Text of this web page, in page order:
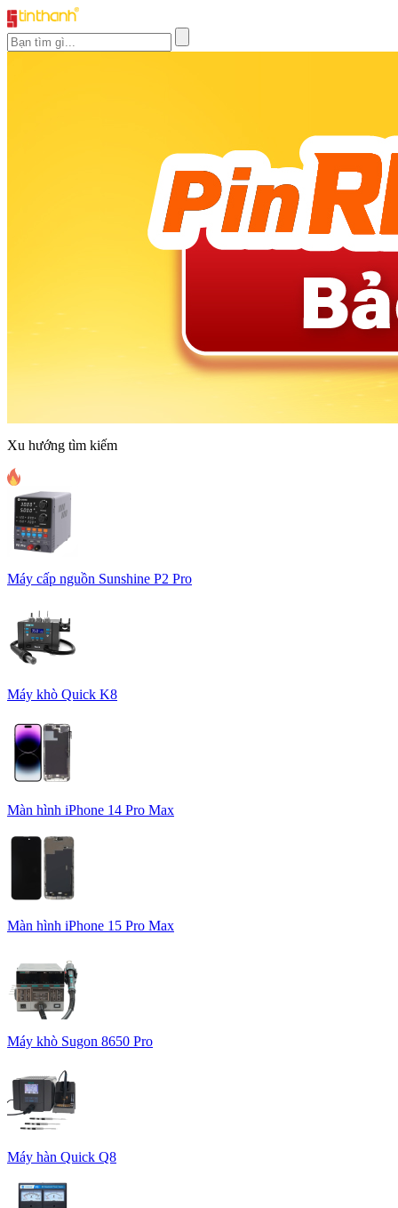
Xu hướng tìm kiếm
Máy cấp nguồn Sunshine P2 Pro
Máy khò Quick K8
Màn hình iPhone 14 Pro Max
Màn hình iPhone 15 Pro Max
Máy khò Sugon 8650 Pro
Máy hàn Quick Q8